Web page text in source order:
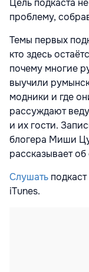
Цель подкаста
проблему,
Темы первых
кто здесь
почему многие
выучили
модники и где
рассуждают
и их гости.
блогера Миши
рассказывает
Слушать
iTunes.